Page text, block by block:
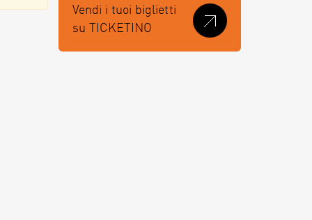
Vendi i tuoi biglietti
su TICKETINO